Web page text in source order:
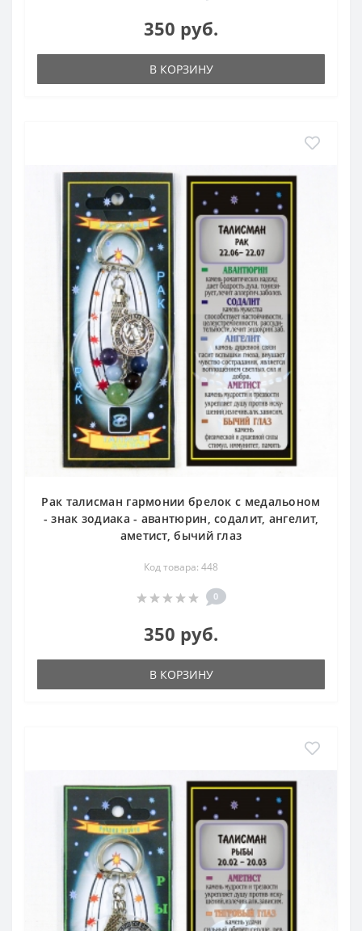
350 руб.
В КОРЗИНУ
Рак талисман гармонии брелок с медальоном
- знак зодиака - авантюрин, содалит, ангелит,
аметист, бычий глаз
Код товара: 448
0
350 руб.
В КОРЗИНУ